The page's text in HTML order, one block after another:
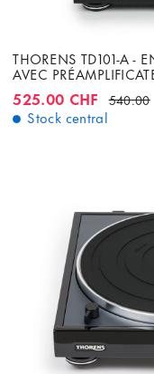
THORENS TD101-A -
AVEC
525.00 CHF 540.00
Stock central